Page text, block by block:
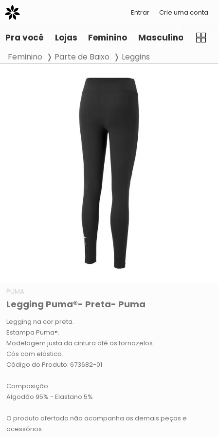
Entrar Crie uma conta
Pra você Lojas Feminino Masculino
Feminino Parte de Baixo Leggins
PUMA
Legging Puma®- Preta- Puma
Legging na cor preta.
Estampa Puma®.
Modelagem justa da cintura até os tornozelos.
Cós com elástico.
Código do Produto: 673682-01
Composição:
Algodão 95% - Elastano 5%
O produto ofertado não acompanha as demais peças e
acessórios.